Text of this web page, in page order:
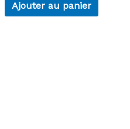
Ajouter au panier